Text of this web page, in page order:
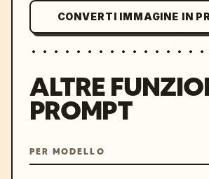
CONVERTI IMMAGINE IN
ALTRE
PROMPT
PER MODELLO